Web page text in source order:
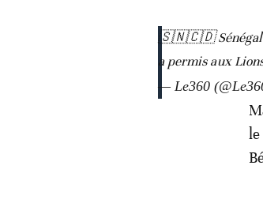
🇸🇳🇨🇩 Sénégal et
a permis aux
— Le360
le